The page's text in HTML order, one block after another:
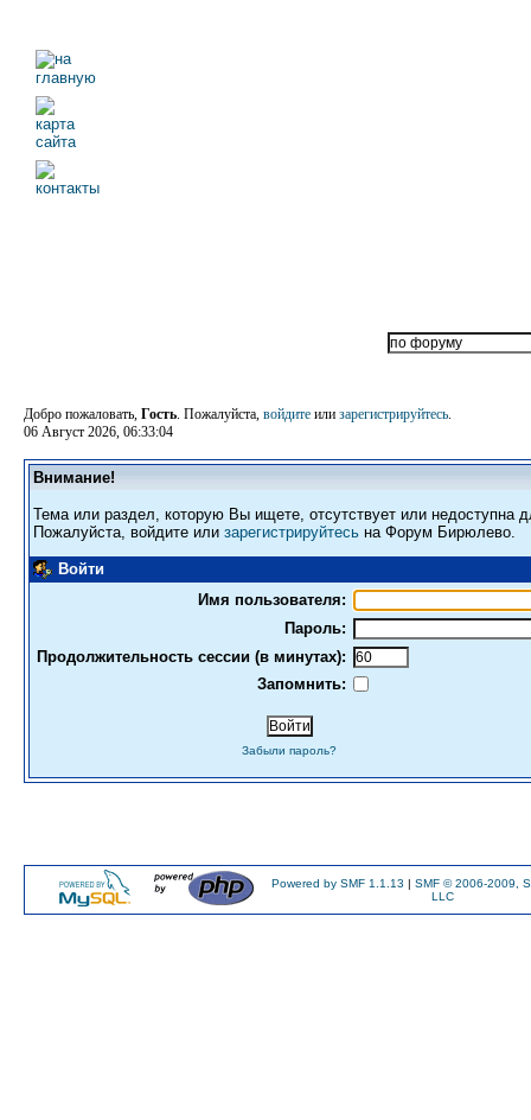
Добро пожаловать, Гость. Пожалуйста, войдите или зарегистрируйтесь.
06 Август 2026, 06:33:04
Внимание!
Тема или раздел, которую Вы ищете, отсутствует или недоступна
Пожалуйста, войдите или зарегистрируйтесь на Форум Бирюлево.
Войти
Имя пользователя:
Пароль:
Продолжительность сессии (в минутах):
Запомнить:
Забыли пароль?
Powered by SMF 1.1.13 | SMF © 2006-2009,
LLC